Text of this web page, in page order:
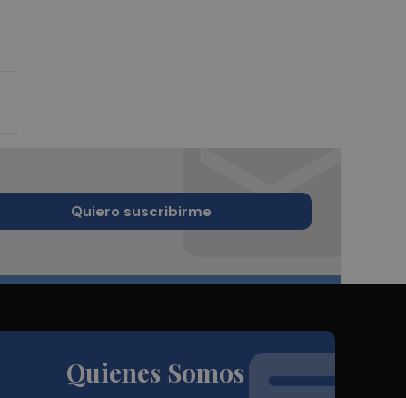
Quiero suscribirme
Quienes Somos